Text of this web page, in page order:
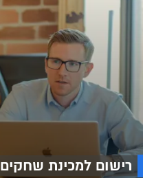
רישום למכינת שחקים